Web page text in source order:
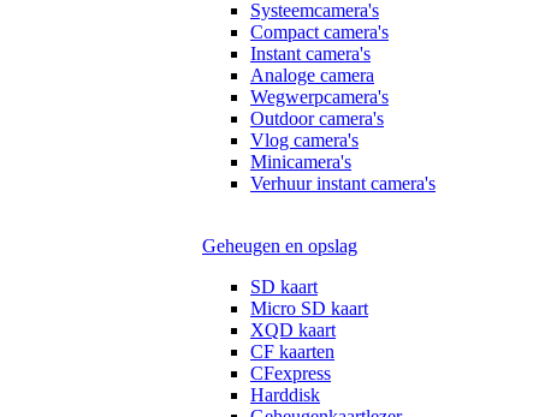
Systeemcamera's
Compact camera's
Instant camera's
Analoge camera
Wegwerpcamera's
Outdoor camera's
Vlog camera's
Minicamera's
Verhuur instant camera's
Geheugen en opslag
SD kaart
Micro SD kaart
XQD kaart
CF kaarten
CFexpress
Harddisk